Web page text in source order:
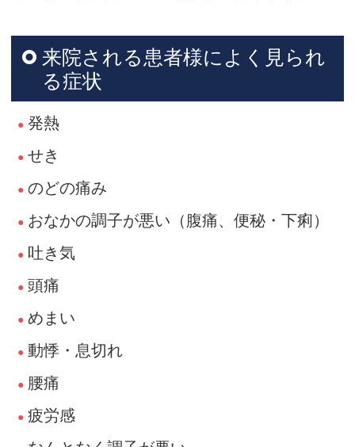
来院される患者様によく見られ
る症状
発熱
せき
のどの痛み
おなかの調子が悪い（腹痛、便秘・下痢）
吐き気
頭痛
めまい
動悸・息切れ
腰痛
疲労感